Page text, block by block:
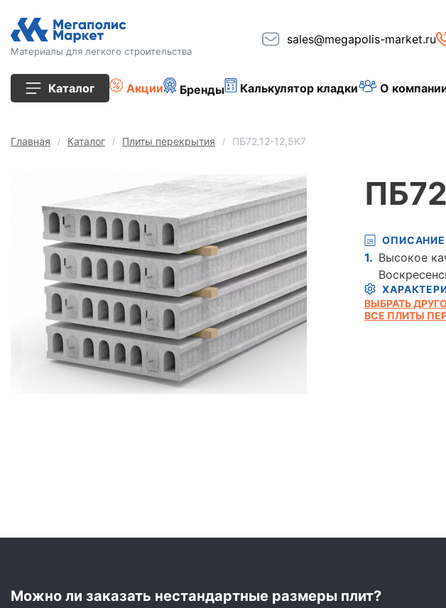
Материалы для легкого строительства
sales@megapolis-market.ru
Каталог
Кирпич
Плиты перекрытия
Сопутствующие товары
Тротуарная плитка
Сайдинг
Металлочерепица
Акции Бренды Калькулятор кладки О
Главная Каталог Плиты перекрытия ПБ72.12-12,5К7
ОПИСАНИЕ
Высокое
ВЫБРАТЬ
ВСЕ ПЛИТЫ
Можно ли заказать нестандартные размеры плит?